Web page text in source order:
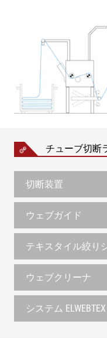
チューブ切断
切断装置
ウェブガイド
テキスタイル絞り
ウェブクリーナ
システム ELWEBTEX